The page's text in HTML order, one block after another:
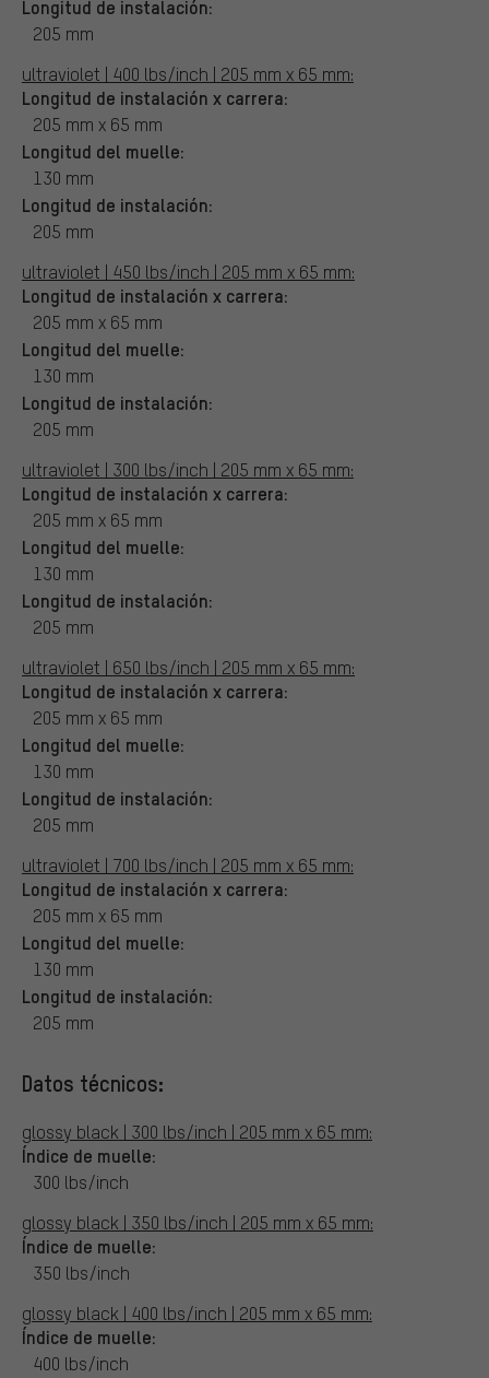
Longitud de instalación:
205 mm
ultraviolet | 400 lbs/inch | 205 mm x 65 mm:
Longitud de instalación x carrera:
205 mm x 65 mm
Longitud del muelle:
130 mm
Longitud de instalación:
205 mm
ultraviolet | 450 lbs/inch | 205 mm x 65 mm:
Longitud de instalación x carrera:
205 mm x 65 mm
Longitud del muelle:
130 mm
Longitud de instalación:
205 mm
ultraviolet | 300 lbs/inch | 205 mm x 65 mm:
Longitud de instalación x carrera:
205 mm x 65 mm
Longitud del muelle:
130 mm
Longitud de instalación:
205 mm
ultraviolet | 650 lbs/inch | 205 mm x 65 mm:
Longitud de instalación x carrera:
205 mm x 65 mm
Longitud del muelle:
130 mm
Longitud de instalación:
205 mm
ultraviolet | 700 lbs/inch | 205 mm x 65 mm:
Longitud de instalación x carrera:
205 mm x 65 mm
Longitud del muelle:
130 mm
Longitud de instalación:
205 mm
Datos técnicos:
glossy black | 300 lbs/inch | 205 mm x 65 mm:
Índice de muelle:
300 lbs/inch
glossy black | 350 lbs/inch | 205 mm x 65 mm:
Índice de muelle:
350 lbs/inch
glossy black | 400 lbs/inch | 205 mm x 65 mm:
Índice de muelle:
400 lbs/inch